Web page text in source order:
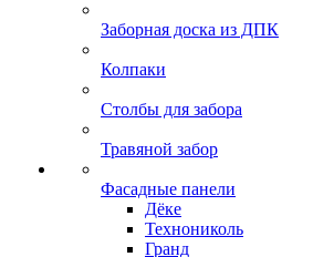
Заборная доска из ДПК
Колпаки
Столбы для забора
Травяной забор
Фасадные панели
Дёке
Технониколь
Гранд